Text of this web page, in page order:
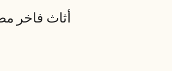
أثاث فاخر